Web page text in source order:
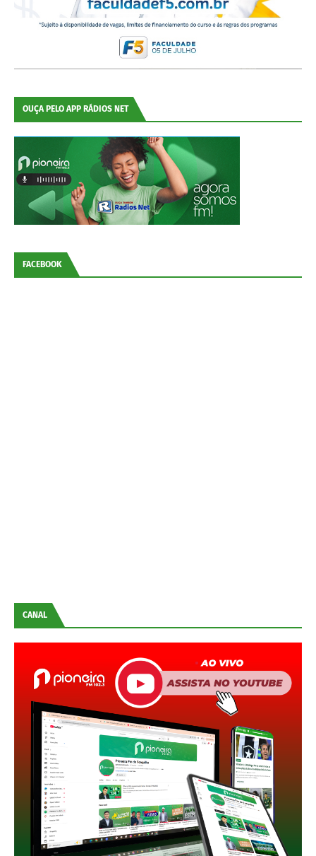
OUÇA PELO APP RÁDIOS NET
FACEBOOK
CANAL